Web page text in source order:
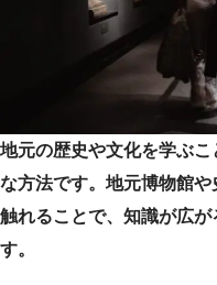
地元の歴史や文化を学ぶ
な方法です。地元博物館
触れることで、知識が広
す。